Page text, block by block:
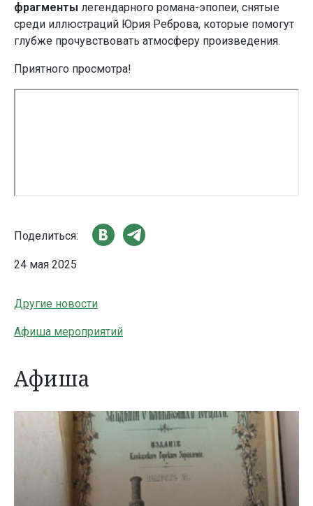
фрагменты легендарного романа-эпопеи, снятые
среди иллюстраций Юрия Реброва, которые помогут
глубже прочувствовать атмосферу произведения.
Приятного просмотра!
Поделиться:
24 мая 2025
Другие новости
Афиша мероприятий
Афиша